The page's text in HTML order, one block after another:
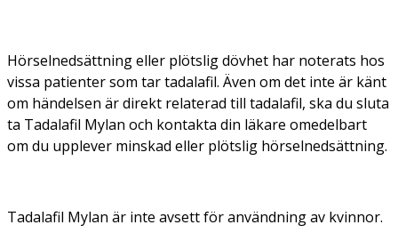
Hörselnedsättning eller plötslig dövhet har noterats hos
vissa patienter som tar tadalafil. Även om det inte är känt
om händelsen är direkt relaterad till tadalafil, ska du sluta
ta Tadalafil Mylan och kontakta din läkare omedelbart
om du upplever minskad eller plötslig hörselnedsättning.
Tadalafil Mylan är inte avsett för användning av kvinnor.